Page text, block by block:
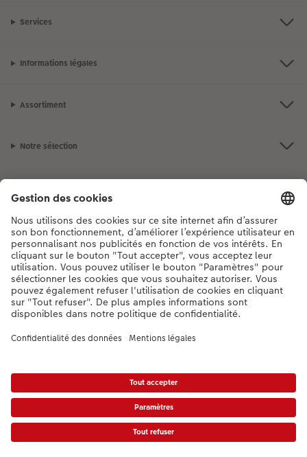
Services
Informations légales
Assortiment
Notre sélection
Si vous avez des questions concernant nos produits ou votre commande,
n'hésitez pas à nous contacter du lundi au dimanche, de 9h00 à 20h00
(hors jours fériés), au numéro de téléphone044 499 00 12• 7j/7 • de 9h à
20h
DE|FR|IT
* Les PVC incluant la TVA, frais d’expédition supplémentaires (valable également
pour le retrait en magasin, le cas échéant) conformément aux
présenté a éventuellement un prix plus élevé.
Protection des données